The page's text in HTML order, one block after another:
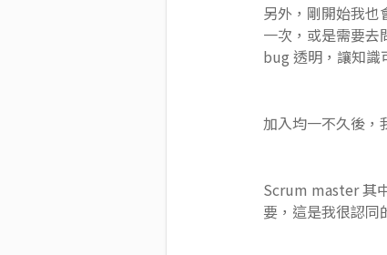
另外，剛開始我
一次，或是需要去
bug 透明，讓知識
加入均一不久後，
Scrum master 其
要，這是我很認同